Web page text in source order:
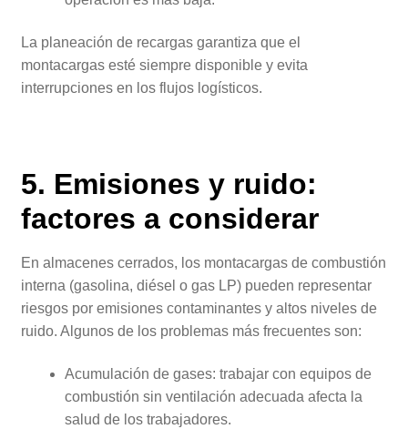
La planeación de recargas garantiza que el
montacargas esté siempre disponible y evita
interrupciones en los flujos logísticos.
5. Emisiones y ruido:
factores a considerar
En almacenes cerrados, los montacargas de combustión
interna (gasolina, diésel o gas LP) pueden representar
riesgos por emisiones contaminantes y altos niveles de
ruido. Algunos de los problemas más frecuentes son:
Acumulación de gases: trabajar con equipos de
combustión sin ventilación adecuada afecta la
salud de los trabajadores.